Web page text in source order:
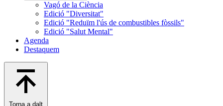
Vagó de la Ciència
Edició "Diversitat"
Edició "Reduïm l'ús de combustibles fòssils"
Edició "Salut Mental"
Agenda
Destaquem
Torna a dalt